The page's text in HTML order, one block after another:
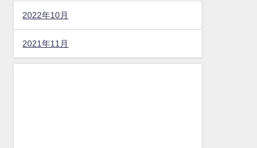
2022年10月
2021年11月